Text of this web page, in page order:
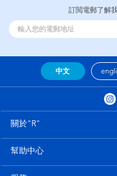
訂閲電郵了解
中文
關於"R"
幫助中心